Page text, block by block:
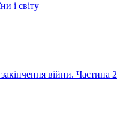
і світу
війни. Частина 2